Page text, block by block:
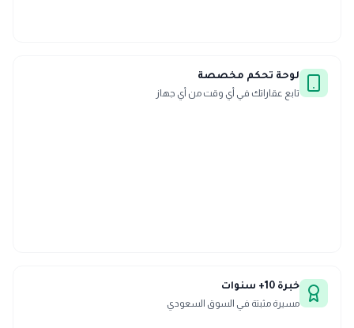
لوحة تحكم مخصصة
تابع عقاراتك في أي وقت من أي جهاز
خبرة 10+ سنوات
مسيرة مثبتة في السوق السعودي